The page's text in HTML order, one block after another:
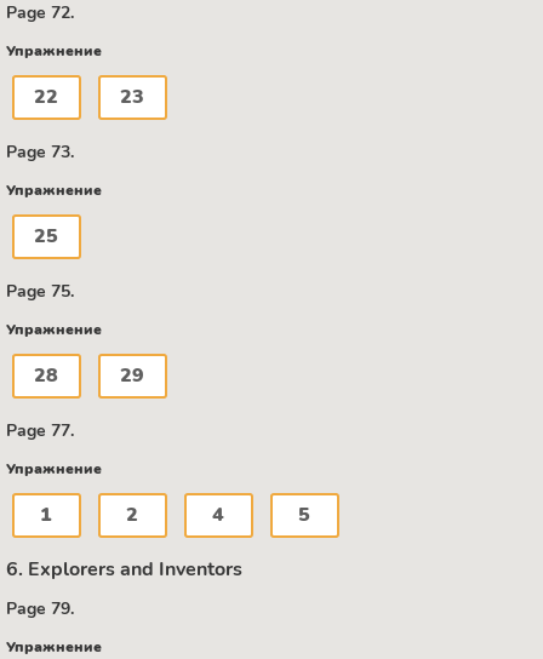
Page 72.
Упражнение
22 23
Page 73.
Упражнение
25
Page 75.
Упражнение
28 29
Page 77.
Упражнение
1 2 4 5
6. Explorers and Inventors
Page 79.
Упражнение